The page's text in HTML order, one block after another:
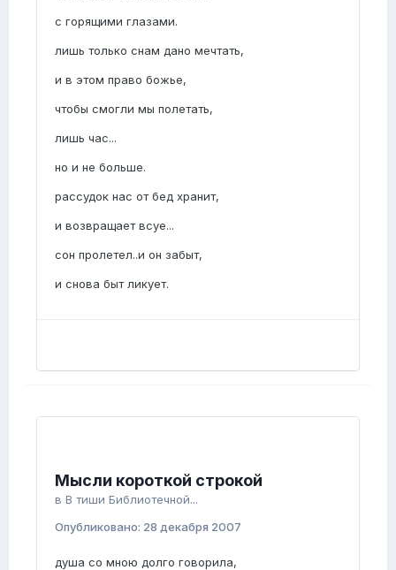
с горящими глазами.
лишь только снам дано мечтать,
и в этом право божье,
чтобы смогли мы полетать,
лишь час...
но и не больше.
рассудок нас от бед хранит,
и возвращает всуе...
сон пролетел..и он забыт,
и снова быт ликует.
Мысли короткой строкой
в В тиши Библиотечной...
Опубликовано: 28 декабря 2007
душа со мною долго говорила,